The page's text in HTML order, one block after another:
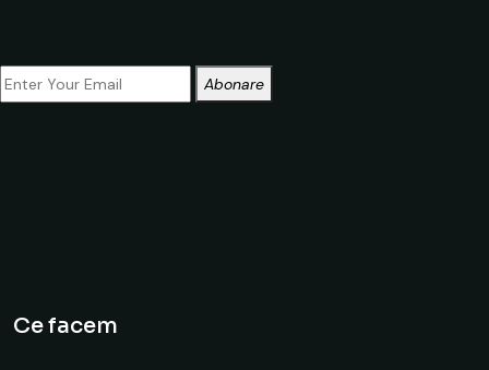
Abonare
Ce facem